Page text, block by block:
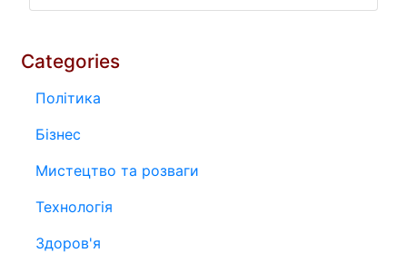
Categories
Політика
Бізнес
Мистецтво та розваги
Технологія
Здоров'я